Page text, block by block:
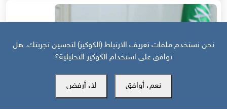
نحن نستخدم ملفات تعريف الارتباط (الكوكيز) لتحسين تجربتك. هل
توافق على استخدام الكوكيز التحليلية؟
نعم، أوافق لا، أرفض